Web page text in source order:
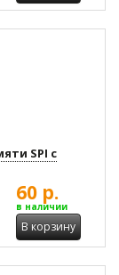
SPI с
60 р.
в наличии
В корзину